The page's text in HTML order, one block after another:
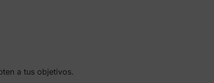
a tus objetivos.